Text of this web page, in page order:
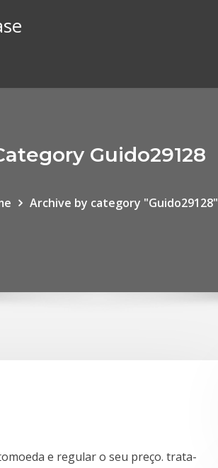
Guido29128
Archive by category "Guido29128"
e regular o seu preço. trata-